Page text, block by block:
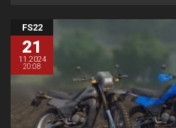
FS22
21
11.2024
20:08